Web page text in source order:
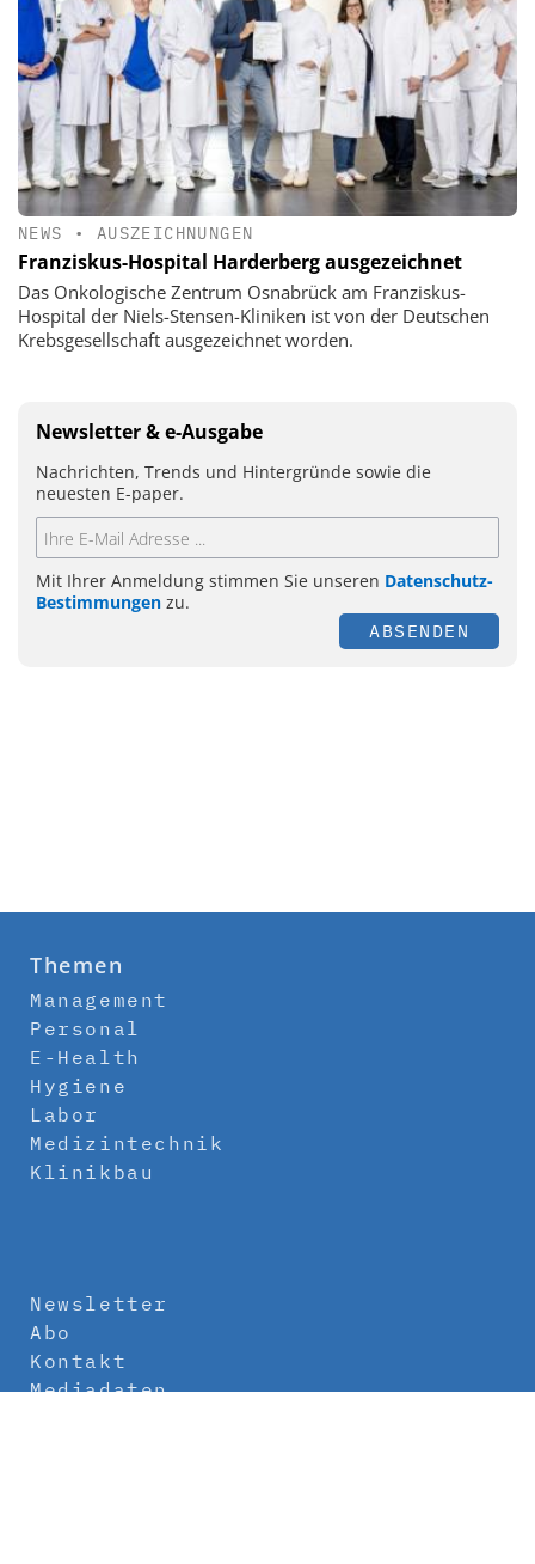
NEWS • AUSZEICHNUNGEN
Franziskus-Hospital Harderberg ausgezeichnet
Das Onkologische Zentrum Osnabrück am Franziskus-
Hospital der Niels-Stensen-Kliniken ist von der Deutschen
Krebsgesellschaft ausgezeichnet worden.
Newsletter & e-Ausgabe
Nachrichten, Trends und Hintergründe sowie die
neuesten E-paper.
Mit Ihrer Anmeldung stimmen Sie unseren Datenschutz-
Bestimmungen zu.
ABSENDEN
Themen
Management
Personal
E-Health
Hygiene
Labor
Medizintechnik
Klinikbau
Newsletter
Abo
Kontakt
Mediadaten